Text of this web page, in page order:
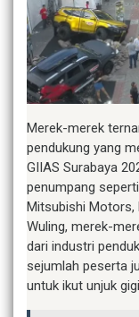
Merek-merek
pendukung yang
GIIAS Surabaya
penumpang
Mitsubishi Motors,
Wuling, merek-
dari industri
sejumlah peserta
untuk ikut unjuk